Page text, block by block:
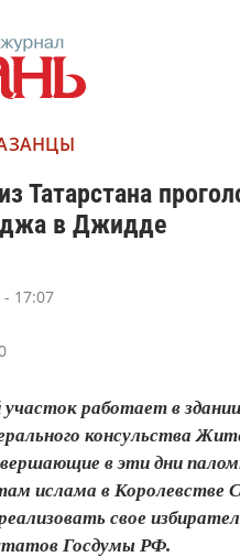
Татарстана
в Джидде
17:07
работает в здании
консульства
в эти дни
ислама в Королевстве
свое
Госдумы РФ.